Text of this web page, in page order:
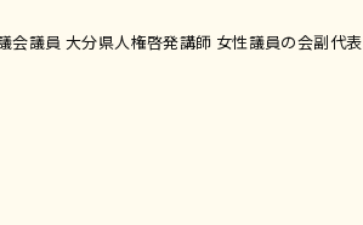
会議員 大分県人権啓発講師 女性議員の会副代表